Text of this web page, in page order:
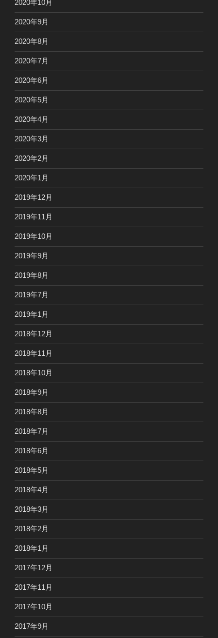
2020年10月
2020年9月
2020年8月
2020年7月
2020年6月
2020年5月
2020年4月
2020年3月
2020年2月
2020年1月
2019年12月
2019年11月
2019年10月
2019年9月
2019年8月
2019年7月
2019年1月
2018年12月
2018年11月
2018年10月
2018年9月
2018年8月
2018年7月
2018年6月
2018年5月
2018年4月
2018年3月
2018年2月
2018年1月
2017年12月
2017年11月
2017年10月
2017年9月